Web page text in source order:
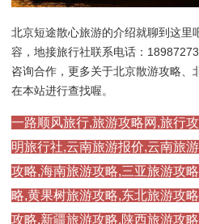
北京短途散心旅游的介绍就聊到这里
容，地接旅行社联系电话：
咨询合作，更多关于北京散游攻略、
在本站进行查找喔。
一路顺风旅行,旅游攻略网,旅行
明旅行社,云南旅游报价,云南旅
攻略,海南旅游攻略,三亚旅游攻
略,黄果树旅游攻略,东北旅游攻
攻略,新疆旅游攻略,陕西旅游攻